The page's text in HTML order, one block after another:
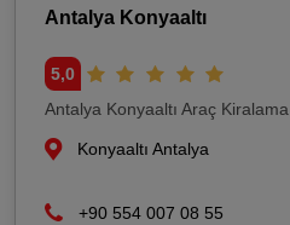
Antalya Konyaaltı
5,0
Antalya Konyaaltı Araç Kiralama
Konyaaltı Antalya
+90 554 007 08 55